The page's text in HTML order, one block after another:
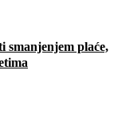
smanjenjem plaće,